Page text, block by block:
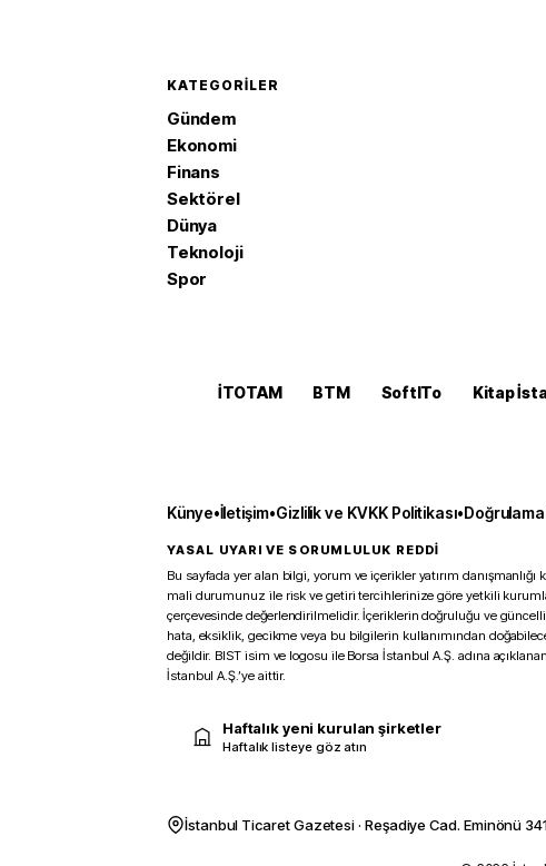
KATEGORILER
Gündem
Ekonomi
Finans
Sektörel
Dünya
Teknoloji
Spor
İTOTAM BTM SoftITo Kitap
Künye•İletişim•Gizlilik ve KVKK Politikası•
YASAL UYARI VE SORUMLULUK REDDİ
Bu sayfada yer alan bilgi, yorum ve içerikler yatırım danışmanlığı
mali durumunuz ile risk ve getiri tercihlerinize göre yetkili
çerçevesinde değerlendirilmelidir. İçeriklerin doğruluğu ve
hata, eksiklik, gecikme veya bu bilgilerin kullanımından
değildir. BIST isim ve logosu ile Borsa İstanbul A.Ş. adına
İstanbul A.Ş.’ye aittir.
Haftalık yeni kurulan şirketler
Haftalık listeye göz atın
İstanbul Ticaret Gazetesi · Reşadiye Cad. Eminönü